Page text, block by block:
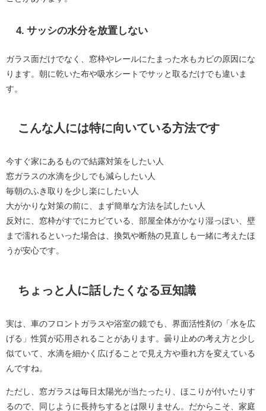
4. サッシの水分を放置しない
ガラス面だけでなく、窓枠やレールにたまった水もカビの原因にな
ります。朝に乾いた布や吸水シートでサッと取るだけでも違いま
す。
こんな人には特に向いている方法です
今すぐ家にあるもので結露対策をしたい人
窓ガラスの水滴を少しでも減らしたい人
毎朝のふき取りを少し楽にしたい人
大がかりな対策の前に、まず簡単な方法を試したい人
反対に、窓枠がすでにカビている、部屋全体がかなり湿っぽい、壁
まで濡れるといった場合は、換気や断熱の見直しも一緒に考えたほ
うが安心です。
ちょっと人に話したくなる豆知識
実は、車のフロントガラスや浴室の鏡でも、界面活性剤の「水を広
げる」性質が応用されることがあります。曇り止めの考え方と少し
似ていて、水滴を細かく広げることで見え方や垂れ方を変えている
んですね。
ただし、窓ガラスは毎日太陽光が当たったり、ほこりが付いたりす
るので、同じように長持ちするとは限りません。だからこそ、家庭